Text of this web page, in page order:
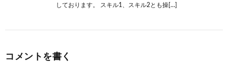
しております。 スキル1、スキル2とも操[…]
コメントを書く